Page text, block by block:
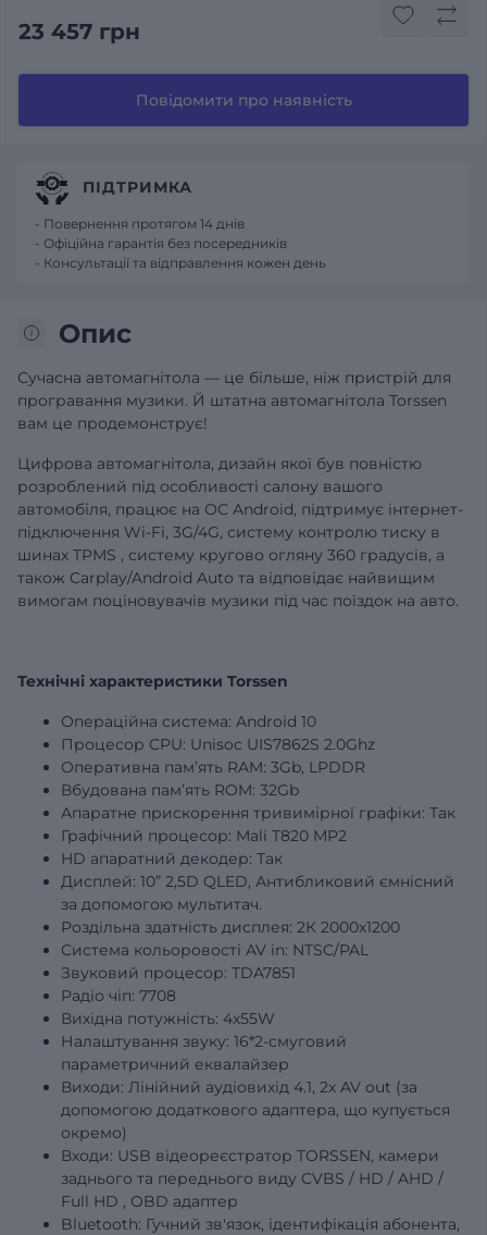
23 457 грн
Повідомити про наявність
Опис
Сучасна автомагнітола — це більше, ніж пристрій для
програвання музики. Й штатна автомагнітола Torssen
вам це продемонструє!
Цифрова автомагнітола, дизайн якої був повністю
розроблений під особливості салону вашого
автомобіля, працює на ОС Android, підтримує інтернет-
підключення Wi-Fi, 3G/4G, систему контролю тиску в
шинах TPMS , систему кругово огляну 360 градусів, а
також Carplay/Android Auto та відповідає найвищим
вимогам поціновувачів музики під час поїздок на авто.
Технічні характеристики Torssen
Операційна система: Android 10
Процесор CPU: Unisoc UIS7862S 2.0Ghz
Оперативна пам’ять RAM: 3Gb, LPDDR
Вбудована пам’ять ROM: 32Gb
Апаратне прискорення тривимірної графіки: Так
Графічний процесор: Mali T820 MP2
HD апаратний декодер: Так
Дисплей: 10” 2,5D QLED, Антибликовий ємнісний
за допомогою мультитач.
Роздільна здатність дисплея: 2К 2000х1200
Система кольоровості AV in: NTSC/PAL
Звуковий процесор: TDA7851
Радіо чіп: 7708
Вихідна потужність: 4х55W
Налаштування звуку: 16*2-смуговий
параметричний еквалайзер
Виходи: Лінійний аудіовихід 4.1, 2x AV out (за
допомогою додаткового адаптера, що купується
окремо)
Входи: USB відеореєстратор TORSSEN, камери
заднього та переднього виду CVBS / HD / AHD /
Full HD , OBD адаптер
Bluetooth: Гучний зв'язок, ідентифікація абонента,
ПІДТРИМКА
- Повернення протягом 14 днів
- Офіційна гарантія без посередників
- Консультації та відправлення кожен день